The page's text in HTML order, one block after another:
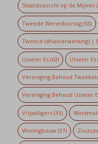
Staatstoezicht op de Mijnen
Tweede Wereldoorlog(55)
Twence (afvalverwerking) |
Usseler Es(63) Usseler
Vereniging Behoud
Vereniging Behoud Usseler
Vrijwilligers(35)
Woningbouw(37)